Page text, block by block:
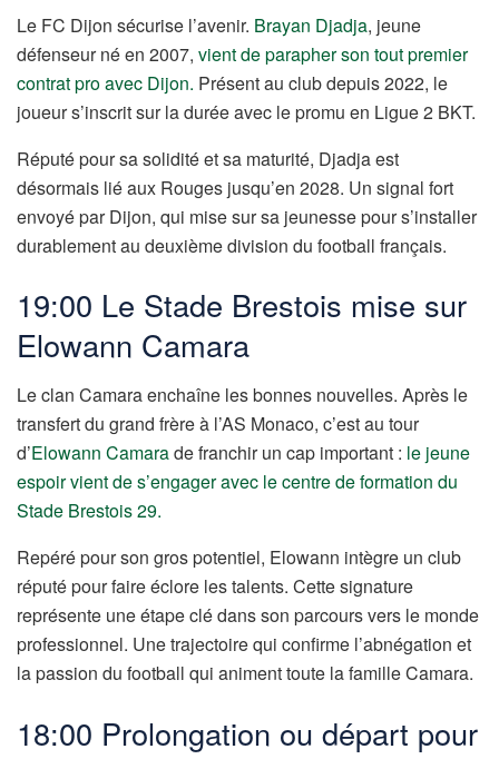
Le FC Dijon sécurise l’avenir. Brayan Djadja, jeune
défenseur né en 2007, vient de parapher son tout premier
contrat pro avec Dijon. Présent au club depuis 2022, le
joueur s’inscrit sur la durée avec le promu en Ligue 2 BKT.
Réputé pour sa solidité et sa maturité, Djadja est
désormais lié aux Rouges jusqu’en 2028. Un signal fort
envoyé par Dijon, qui mise sur sa jeunesse pour s’installer
durablement au deuxième division du football français.
19:00 Le Stade Brestois mise sur
Elowann Camara
Le clan Camara enchaîne les bonnes nouvelles. Après le
transfert du grand frère à l’AS Monaco, c’est au tour
d’Elowann Camarade franchir un cap important : le jeune
espoir vient de s’engager avec le centre de formation du
Stade Brestois 29.
Repéré pour son gros potentiel, Elowann intègre un club
réputé pour faire éclore les talents. Cette signature
représente une étape clé dans son parcours vers le monde
professionnel. Une trajectoire qui confirme l’abnégation et
la passion du football qui animent toute la famille Camara.
18:00 Prolongation ou départ pour